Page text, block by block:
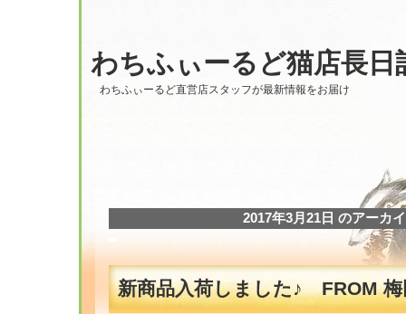
わちふぃーるど猫店長日
わちふぃーるど直営店スタッフが最新情報をお届け
2017年3月21日 のアーカ
新商品入荷しました♪ FROM 梅